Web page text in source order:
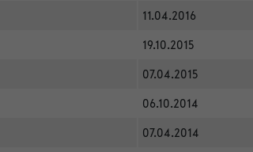
11.04.2016
19.10.2015
07.04.2015
06.10.2014
07.04.2014